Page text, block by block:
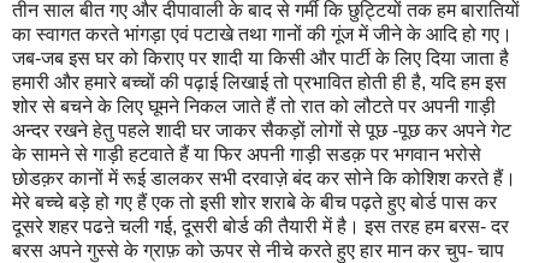
तीन साल बीत गए और दीपावाली के बाद से गर्मी कि छुट्टियों तक हम बारातियों
का स्वागत करते भांगड़ा एवं पटाखे तथा गानों की गूंज में जीने के आदि हो गए।
जब-जब इस घर को किराए पर शादी या किसी और पार्टी के लिए दिया जाता है
हमारी और हमारे बच्चों की पढ़ाई लिखाई तो प्रभावित होती ही है, यदि हम इस
शोर से बचने के लिए घूमने निकल जाते हैं तो रात को लौटते पर अपनी गाड़ी
अन्दर रखने हेतु पहले शादी घर जाकर सैकड़ों लोगों से पूछ -पूछ कर अपने गेट
के सामने से गाड़ी हटवाते हैं या फिर अपनी गाड़ी सडक़ पर भगवान भरोसे
छोडक़र कानों में रूई डालकर सभी दरवाज़े बंद कर सोने कि कोशिश करते हैं।
मेरे बच्चे बड़े हो गए हैं एक तो इसी शोर शराबे के बीच पढ़ते हुए बोर्ड पास कर
दूसरे शहर पढऩे चली गई, दूसरी बोर्ड की तैयारी में है। इस तरह हम बरस- दर
बरस अपने गुस्से के ग्राफ़ को ऊपर से नीचे करते हुए हार मान कर चुप- चाप